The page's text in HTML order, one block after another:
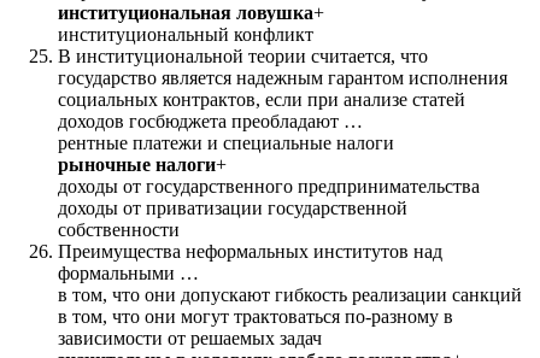
институциональная ловушка+
институциональный конфликт
B институциональной теории считается, что
государство является надежным гарантом исполнения
социальных контрактов, если при анализе статей
доходов госбюджета преобладают …
рентные платежи и специальные налоги
рыночные налоги+
доходы от государственного предпринимательства
доходы от приватизации государственной
собственности
Преимущества неформальных институтов нaд
формальными …
в том, что они допускают гибкость реализации санкций
в том, что они могут трактоваться по-разному в
зависимости от решаемых задач